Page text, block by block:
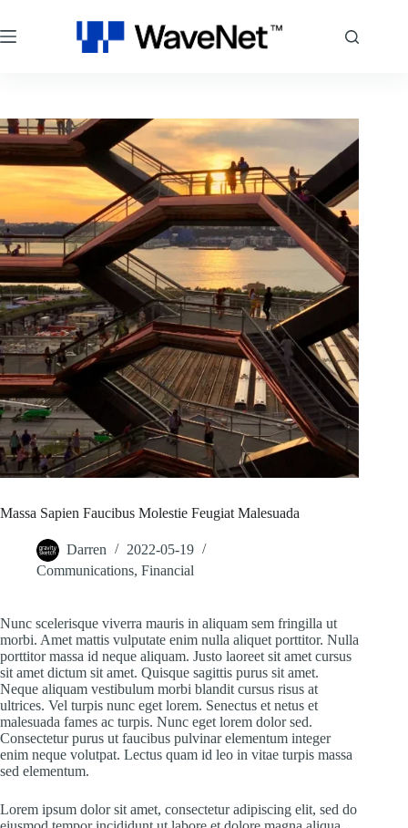
至
主
Massa Sapien Faucibus Molestie Feugiat Malesuada
Darren
2022-05-19
Communications, Financial
Nunc scelerisque viverra mauris in aliquam sem fringilla ut
morbi. Amet mattis vulputate enim nulla aliquet porttitor. Nulla
porttitor massa id neque aliquam. Justo laoreet sit amet cursus
sit amet dictum sit amet. Quisque sagittis purus sit amet.
Neque aliquam vestibulum morbi blandit cursus risus at
ultrices. Vel turpis nunc eget lorem. Senectus et netus et
malesuada fames ac turpis. Nunc eget lorem dolor sed.
Consectetur purus ut faucibus pulvinar elementum integer
enim neque volutpat. Lectus quam id leo in vitae turpis massa
sed elementum.
Lorem ipsum dolor sit amet, consectetur adipiscing elit, sed do